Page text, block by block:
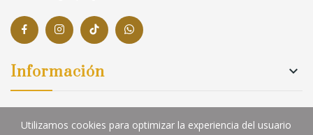
Información 
Links
Utilizamos cookies para optimizar la experiencia del usuario